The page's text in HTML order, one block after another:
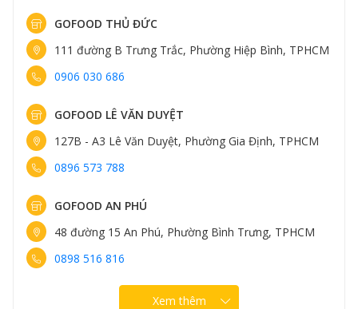
GOFOOD THỦ ĐỨC
111 đường B Trưng Trắc, Phường Hiệp Bình, TPHCM
0906 030 686
GOFOOD LÊ VĂN DUYỆT
127B - A3 Lê Văn Duyệt, Phường Gia Định, TPHCM
0896 573 788
GOFOOD AN PHÚ
48 đường 15 An Phú, Phường Bình Trưng, TPHCM
0898 516 816
Xem thêm